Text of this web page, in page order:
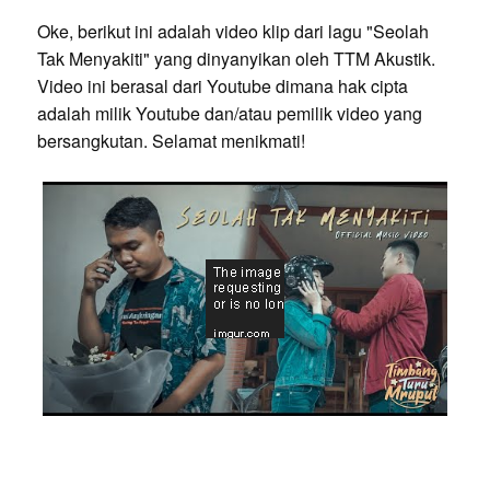
Oke, berikut ini adalah video klip dari lagu "Seolah
Tak Menyakiti" yang dinyanyikan oleh TTM Akustik.
Video ini berasal dari Youtube dimana hak cipta
adalah milik Youtube dan/atau pemilik video yang
bersangkutan. Selamat menikmati!